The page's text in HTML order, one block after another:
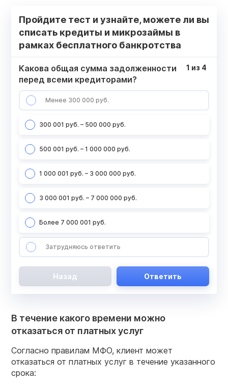
Пройдите тест и узнайте, можете ли вы
списать кредиты и микрозаймы в
рамках бесплатного банкротства
Какова общая сумма задолженности
перед всеми кредиторами?
Менее 300 000 руб.
300 001 руб. – 500 000 руб.
500 001 руб. – 1 000 000 руб.
1 000 001 руб. – 3 000 000 руб.
3 000 001 руб. – 7 000 000 руб.
Более 7 000 001 руб.
Затрудняюсь ответить
1 из 4
Назад Ответить
В течение какого времени можно
отказаться от платных услуг
Согласно правилам МФО, клиент может
отказаться от платных услуг в течение указанного
срока: